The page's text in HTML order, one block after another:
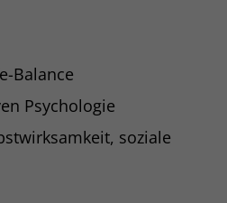
Balance
Psychologie
soziale
einzigen Sitzungsaufzeichnung